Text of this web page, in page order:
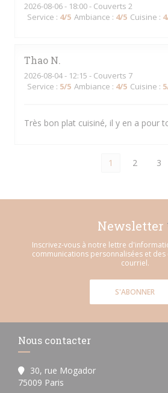
2026-08-06- 18:00 - Couverts 2
Service : 4/5 Ambiance : 4/5 Cuisine : 4
Thao N
2026-08-04- 12:15 - Couverts 7
Service : 5/5 Ambiance : 4/5 Cuisine : 5
Très bon plat cuisiné, il y en a pour
1 2 3
Newsletter
Inscrivez-vous à notre lettre
communications personnalisées et
courriel.
S'ABONNER
Nous contacter
30, rue Mogador
75009 Paris